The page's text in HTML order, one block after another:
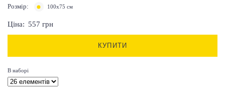
Розмір: 100х75 см
Ціна: 557 грн
КУПИТИ
В наборі